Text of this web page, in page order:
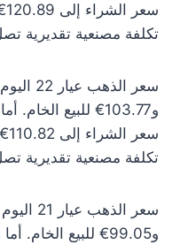
تكلفة مصنعية تقديرية تصل إلى
و103.77€ للبيع
تكلفة مصنعية تقديرية تصل إلى
و99.05€ للبيع